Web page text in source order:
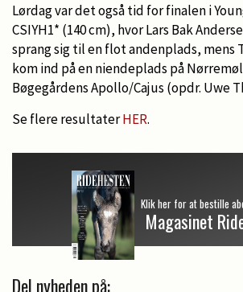
Lørdag var det også tid for finalen i
CSIYH1* (140 cm), hvor Lars Bak
sprang sig til en flot andenplads, mens
kom ind på en niendeplads på
Bøgegårdens Apollo/Cajus (opdr. Uwe
Se flere resultaterHER.
Klik her for at bestille
Magasinet
Del nyheden på: